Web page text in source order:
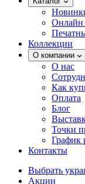
Онлайн
Коллекции
О компании
О нас
Как
Оплата
Блог
Точки
График
Контакты
Выбрать
Акции